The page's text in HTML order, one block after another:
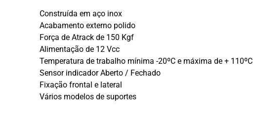
Construída em aço inox
Acabamento externo polido
Força de Atrack de 150 Kgf
Alimentação de 12 Vcc
Temperatura de trabalho mínima -20ºC e máxima de + 110ºC
Sensor indicador Aberto / Fechado
Fixação frontal e lateral
Vários modelos de suportes